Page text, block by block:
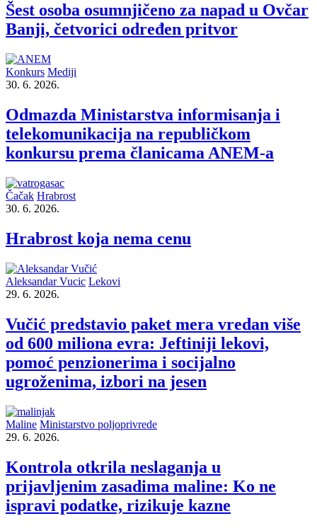
Šest osoba osumnjičeno za napad u Ovčar
Banji, četvorici određen pritvor
Konkurs Mediji
30. 6. 2026.
Odmazda Ministarstva informisanja i
telekomunikacija na republičkom
konkursu prema članicama ANEM-a
Čačak Hrabrost
30. 6. 2026.
Hrabrost koja nema cenu
Aleksandar Vucic Lekovi
29. 6. 2026.
Vučić predstavio paket mera vredan više
od 600 miliona evra: Jeftiniji lekovi,
pomoć penzionerima i socijalno
ugroženima, izbori na jesen
Maline Ministarstvo poljoprivrede
29. 6. 2026.
Kontrola otkrila neslaganja u
prijavljenim zasadima maline: Ko ne
ispravi podatke, rizikuje kazne